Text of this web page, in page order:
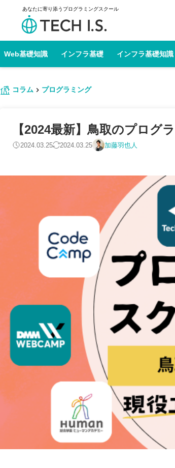
あなたに寄り添うプログラミングスクール
Web基礎知識 インフラ基礎 インフラ基礎知識
コラム プログラミング
【2024最新】鳥取のプログ
2024.03.25 2024.03.25 加藤羽也人